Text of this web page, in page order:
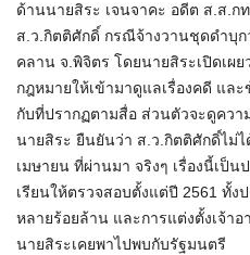
ด้านนายสิระ เจนจาคะ อดีต ส.ส.ก
ส.ว.กิตติศักดิ์ กรณีจ้างวานชุดดำบุ
คลาน จ.พิจิตร โดยนายสิระเปิดเผ
กฎหมายให้เข้ามาดูแลเรื่องคดี แล
กับที่ปรากฏตามสื่อ ส่วนตัวจะดูควา
นายสิระ ยืนยันว่า ส.ว.กิตติศักดิ์ไม่ไ
เมษายน ที่ผ่านมา จริงๆ เรื่องนี้เป็
เรียนให้ตรวจสอบตั้งแต่ปี 2561 ทั้ง
หลายร้อยล้าน และการแต่งตั้งเจ้า
นายสิระเคยพาไปพบกับรัฐมนตรี